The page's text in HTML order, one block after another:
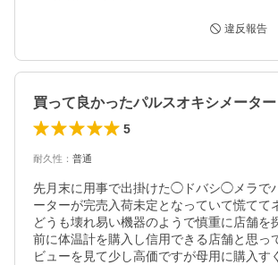
違反報告
買って良かったパルスオキシメーター
5
耐久性 ： 普通
先月末に用事で出掛けた◯ドバシ◯メラで
ーターが完売入荷未定となっていて慌てて
どうも壊れ易い機器のようで慎重に店舗を
前に体温計を購入し信用できる店舗と思っ
ビューを見て少し高価ですが母用に購入す